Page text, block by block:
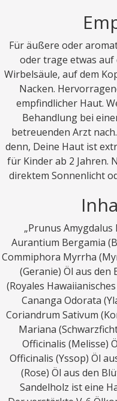
Für äußere oder
oder trage etwas
Wirbelsäule, auf dem
Nacken.
empfindlicher Haut.
Behandlung bei
betreuenden Arzt
denn, Deine Haut ist
für Kinder ab 2 Jahren.
direktem Sonnenlicht
„Prunus Amygdalus
Aurantium Bergamia
Commiphora Myrrha
(Geranie) Öl aus den
(Royales
Cananga Odorata
Coriandrum Sativum
Mariana
Officinalis (Melisse)
Officinalis (Yssop) Öl
(Rose) Öl aus den
Sandelholz ist eine